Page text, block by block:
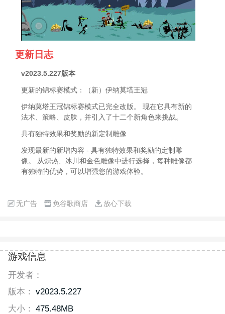
更新日志
v2023.5.227版本
更新的锦标赛模式：（新）伊纳莫塔王冠
伊纳莫塔王冠锦标赛模式已完全改版。 现在它具有新的
法术、策略、皮肤，并引入了十二个新角色来挑战。
具有独特效果和奖励的新定制雕像
发现最新的新增内容 - 具有独特效果和奖励的定制雕
像。 从炽热、冰川和金色雕像中进行选择，每种雕像都
有独特的优势，可以增强您的游戏体验。
无广告 免谷歌商店 放心下载
游戏信息
开发者：
版本： v2023.5.227
大小： 475.48MB